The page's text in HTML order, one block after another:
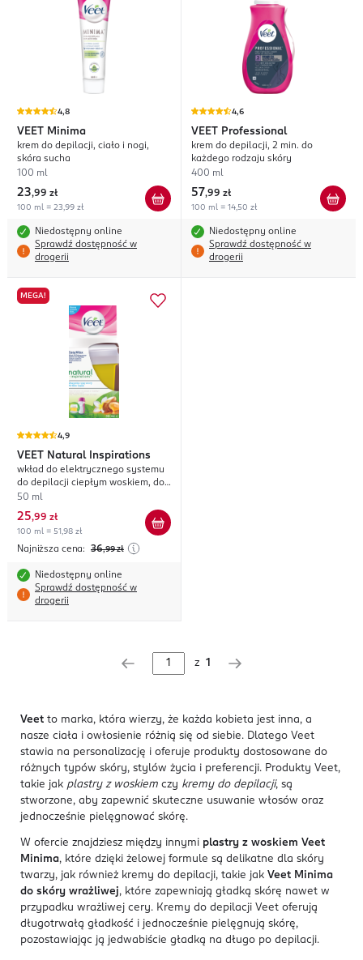
4,8
VEET Minima
krem do depilacji, ciało i nogi,
skóra sucha
100 ml
23,99 zł
100 ml = 23,99 zł
Niedostępny online
Sprawdź dostępność w
drogerii
4,6
VEET Professional
krem do depilacji, 2 min. do
każdego rodzaju skóry
400 ml
57,99 zł
100 ml = 14,50 zł
Niedostępny online
Sprawdź dostępność w
drogerii
MEGA!
4,9
VEET Natural Inspirations
wkład do elektrycznego systemu
do depilacji ciepłym woskiem, do
wszystkich typów skóry
50 ml
25,99 zł
100 ml = 51,98 zł
Najniższa cena: 36,99 zł
Niedostępny online
Sprawdź dostępność w
drogerii
z 1
Veet to marka, która wierzy, że każda kobieta jest inna, a
nasze ciała i owłosienie różnią się od siebie. Dlatego Veet
stawia na personalizację i oferuje produkty dostosowane do
różnych typów skóry, stylów życia i preferencji. Produkty Veet,
takie jak plastry z woskiem czy kremy do depilacji, są
stworzone, aby zapewnić skuteczne usuwanie włosów oraz
jednocześnie pielęgnować skórę.
W ofercie znajdziesz między innymi plastry z woskiem Veet
Minima, które dzięki żelowej formule są delikatne dla skóry
twarzy, jak również kremy do depilacji, takie jak Veet Minima
do skóry wrażliwej, które zapewniają gładką skórę nawet w
przypadku wrażliwej cery. Kremy do depilacji Veet oferują
długotrwałą gładkość i jednocześnie pielęgnują skórę,
pozostawiając ją jedwabiście gładką na długo po depilacji.